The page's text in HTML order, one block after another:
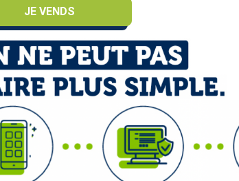
JE VENDS